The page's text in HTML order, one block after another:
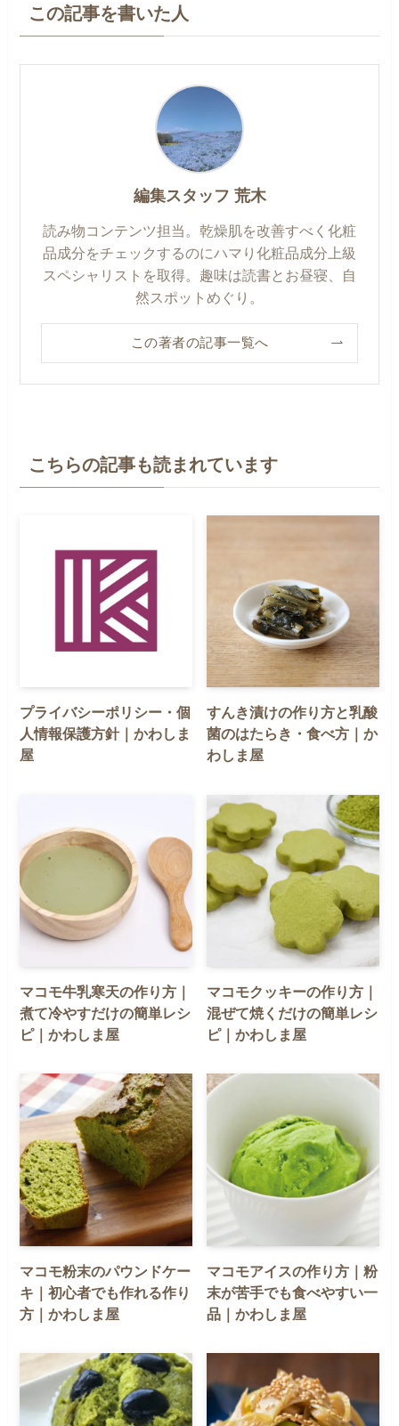
この記事を書いた人
編集スタッフ 荒木
読み物コンテンツ担当。乾燥肌を改善すべく化粧
品成分をチェックするのにハマり化粧品成分上級
スペシャリストを取得。趣味は読書とお昼寝、自
然スポットめぐり。
この著者の記事一覧へ
こちらの記事も読まれています
プライバシーポリシー・個
人情報保護方針｜かわしま
屋
すんき漬けの作り方と乳酸
菌のはたらき・食べ方｜か
わしま屋
マコモ牛乳寒天の作り方｜
煮て冷やすだけの簡単レシ
ピ｜かわしま屋
マコモクッキーの作り方｜
混ぜて焼くだけの簡単レシ
ピ｜かわしま屋
マコモ粉末のパウンドケー
キ｜初心者でも作れる作り
方｜かわしま屋
マコモアイスの作り方｜粉
末が苦手でも食べやすい一
品｜かわしま屋